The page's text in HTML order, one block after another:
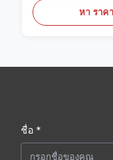
หา ราค
ชื่อ *